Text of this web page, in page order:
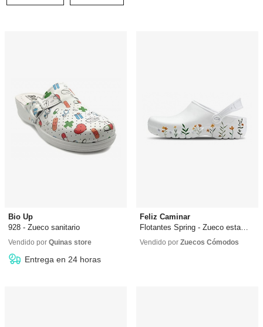
Bio Up
928 - Zueco sanitario
28,90 €
Vendido porQuinas store
Entrega en 24 horas
Feliz Caminar
Flotantes Spring - Zueco estampado
33,99 €
Vendido por Zuecos Cómodos